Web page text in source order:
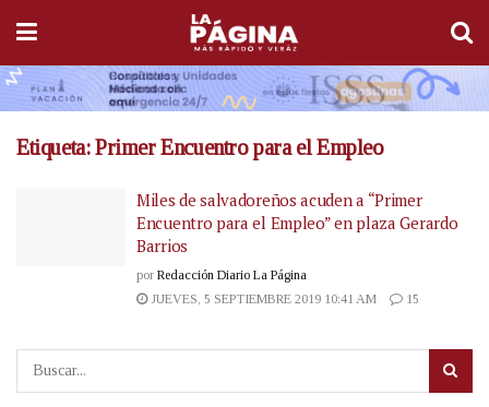
Etiqueta:Primer Encuentro para el Empleo
Miles de salvadoreños acuden a “Primer
Encuentro para el Empleo” en plaza Gerardo
Barrios
por Redacción Diario La Página
JUEVES, 5 SEPTIEMBRE 2019 10:41 AM
15